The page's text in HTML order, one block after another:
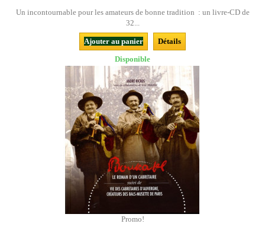
Un incontournable pour les amateurs de bonne tradition : un livre-CD de
32...
Ajouter au panier
Détails
Disponible
Promo!